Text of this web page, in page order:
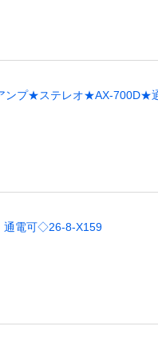
プ★ステレオ★AX-700D★
電可◇26-8-X159